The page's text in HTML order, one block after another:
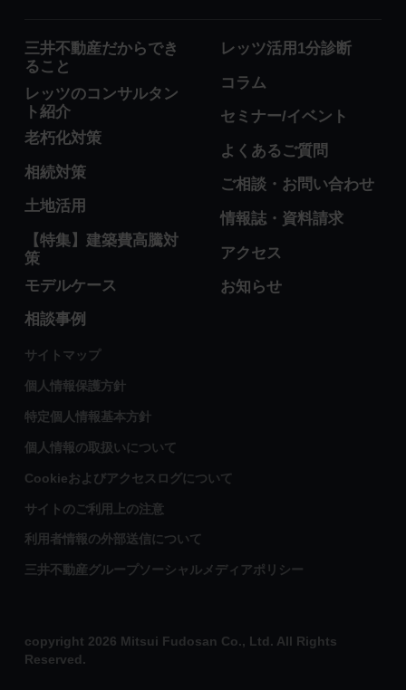
三井不動産だからでき
ること
レッツのコンサルタン
ト紹介
老朽化対策
相続対策
土地活用
【特集】建築費高騰対
策
モデルケース
相談事例
レッツ活用1分診断
コラム
セミナー/イベント
よくあるご質問
ご相談・お問い合わせ
情報誌・資料請求
アクセス
お知らせ
サイトマップ
個人情報保護方針
特定個人情報基本方針
個人情報の取扱いについて
Cookieおよびアクセスログについて
サイトのご利用上の注意
利用者情報の外部送信について
三井不動産グループソーシャルメディアポリシー
copyright 2026 Mitsui Fudosan Co., Ltd. All Rights
Reserved.